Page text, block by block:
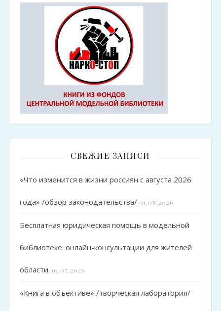
СВЕЖИЕ ЗАПИСИ
«Что изменится в жизни россиян с августа 2026
года» /обзор законодательства/ 01.08.2026
Бесплатная юридическая помощь в модельной
библиотеке: онлайн-консультации для жителей
области 30.07.2026
«Книга в объективе» /творческая лаборатория/